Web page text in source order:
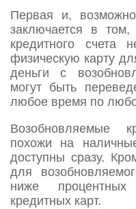
Первая и,
заключается в
кредитного счета
физическую карту
деньги с
могут быть
любое время по
Возобновляемые
похожи на
доступны сразу.
для
ниже
кредитных карт.